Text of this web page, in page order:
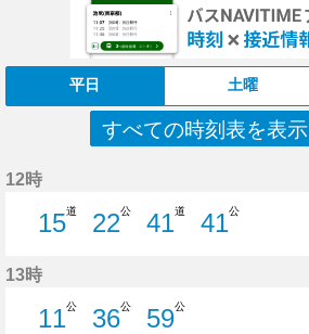
平日 土曜
すべての時刻表を表示
12時
15道
22公
41道
41公
13時
11公
36公
59公